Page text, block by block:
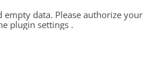
empty data. Please authorize your
plugin settings .